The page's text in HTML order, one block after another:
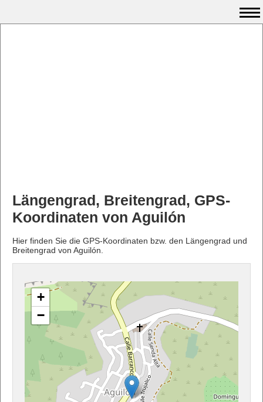
Längengrad, Breitengrad, GPS-
Koordinaten von Aguilón
Hier finden Sie die GPS-Koordinaten bzw. den Längengrad und
Breitengrad von Aguilón.
+
−